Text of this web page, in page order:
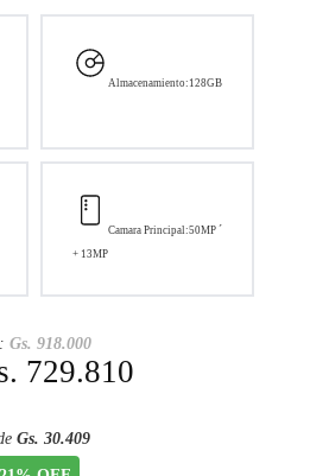
Almacenamiento: 128GB
Camara Principal:50MP ´
+ 13MP
Gs. 918.000
729.810
Gs. 30.409